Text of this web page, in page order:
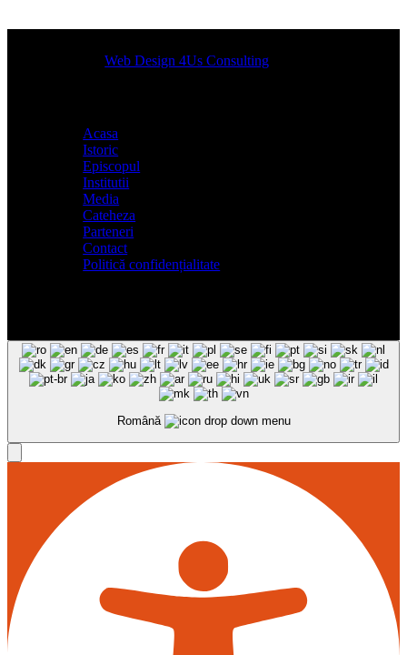
Designed byWeb Design 4Us Consulting
Acasa
Istoric
Episcopul
Institutii
Media
Cateheza
Parteneri
Contact
Politică confidențialitate
Română